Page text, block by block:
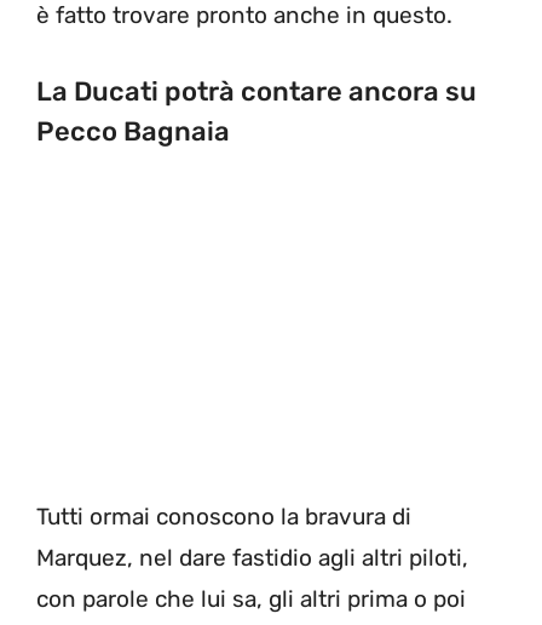
è fatto trovare pronto anche in questo.
La Ducati potrà contare ancora su
Pecco Bagnaia
Tutti ormai conoscono la bravura di
Marquez, nel dare fastidio agli altri piloti,
con parole che lui sa, gli altri prima o poi